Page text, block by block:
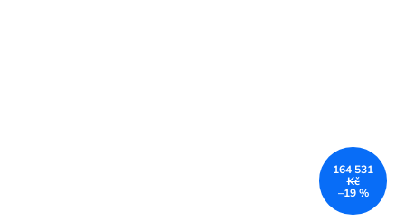
164 531
Kč
–19 %